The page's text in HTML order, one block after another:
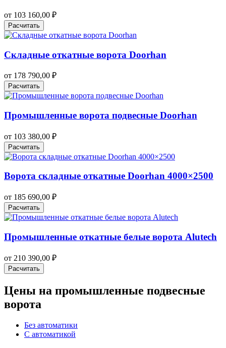
от 103 160,00 ₽
Расчитать
Складные откатные ворота Doorhan
от 178 790,00 ₽
Расчитать
Промышленные ворота подвесные Doorhan
от 103 380,00 ₽
Расчитать
Ворота складные откатные Doorhan 4000×2500
от 185 690,00 ₽
Расчитать
Промышленные откатные белые ворота Alutech
от 210 390,00 ₽
Расчитать
Цены на промышленные подвесные
ворота
Без автоматики
С автоматикой